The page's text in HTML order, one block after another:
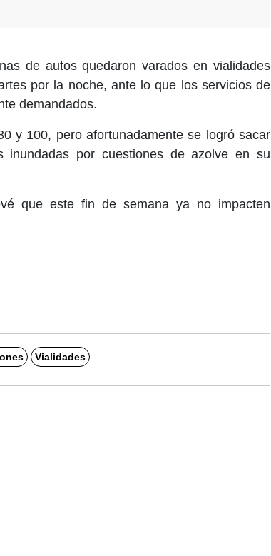
de autos quedaron varados en vialidades
por la noche, ante lo que los servicios de
demandados.
y 100, pero afortunadamente se logró sacar
inundadas por cuestiones de azolve en su
que este fin de semana ya no impacten
Vialidades